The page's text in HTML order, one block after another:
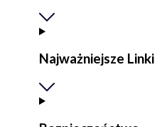
Najważniejsze Linki